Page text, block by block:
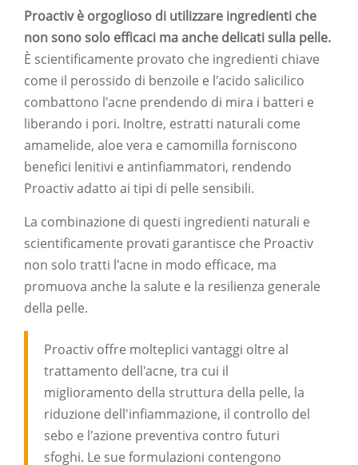
Proactiv è orgoglioso di utilizzare ingredienti che
non sono solo efficaci ma anche delicati sulla pelle.
È scientificamente provato che ingredienti chiave
come il perossido di benzoile e l'acido salicilico
combattono l'acne prendendo di mira i batteri e
liberando i pori. Inoltre, estratti naturali come
amamelide, aloe vera e camomilla forniscono
benefici lenitivi e antinfiammatori, rendendo
Proactiv adatto ai tipi di pelle sensibili.
La combinazione di questi ingredienti naturali e
scientificamente provati garantisce che Proactiv
non solo tratti l'acne in modo efficace, ma
promuova anche la salute e la resilienza generale
della pelle.
Proactiv offre molteplici vantaggi oltre al
trattamento dell'acne, tra cui il
miglioramento della struttura della pelle, la
riduzione dell'infiammazione, il controllo del
sebo e l'azione preventiva contro futuri
sfoghi. Le sue formulazioni contengono